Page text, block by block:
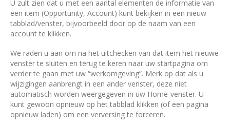
U zult zien dat u met een aantal elementen de informatie van
een item (Opportunity, Account) kunt bekijken in een nieuw
tabblad/venster, bijvoorbeeld door op de naam van een
account te klikken.
We raden u aan om na het uitchecken van dat item het nieuwe
venster te sluiten en terug te keren naar uw startpagina om
verder te gaan met uw “werkomgeving”. Merk op dat als u
wijzigingen aanbrengt in een ander venster, deze niet
automatisch worden weergegeven in uw Home-venster. U
kunt gewoon opnieuw op het tabblad klikken (of een pagina
opnieuw laden) om een verversing te forceren.